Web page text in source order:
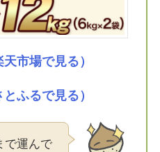
市場で見る）
ふるで見る）
で運んで